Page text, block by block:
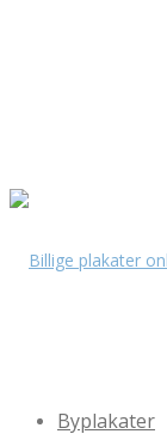
Byplakater